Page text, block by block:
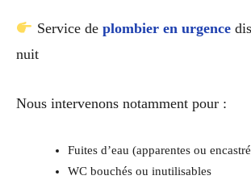
Service de plombier en urgence
nuit
Nous intervenons notamment pour :
Fuites d’eau (apparentes ou
WC bouchés ou inutilisables